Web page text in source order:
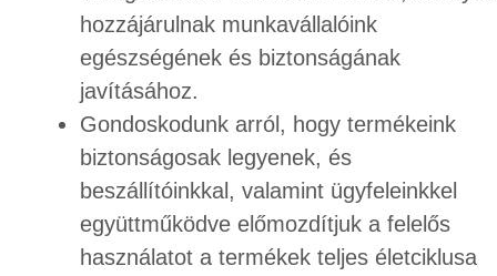
hozzájárulnak munkavállalóink
egészségének és biztonságának
javításához.
Gondoskodunk arról, hogy termékeink
biztonságosak legyenek, és
beszállítóinkkal, valamint ügyfeleinkkel
együttműködve előmozdítjuk a felelős
használatot a termékek teljes életciklusa